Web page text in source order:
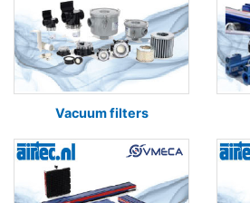
Vacuum filters